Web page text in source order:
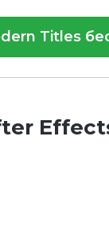
Titles
Typography -